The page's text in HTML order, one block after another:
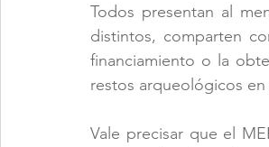
Todos presentan al
distintos, comparten
financiamiento o la
restos arqueológicos en
Vale precisar que el